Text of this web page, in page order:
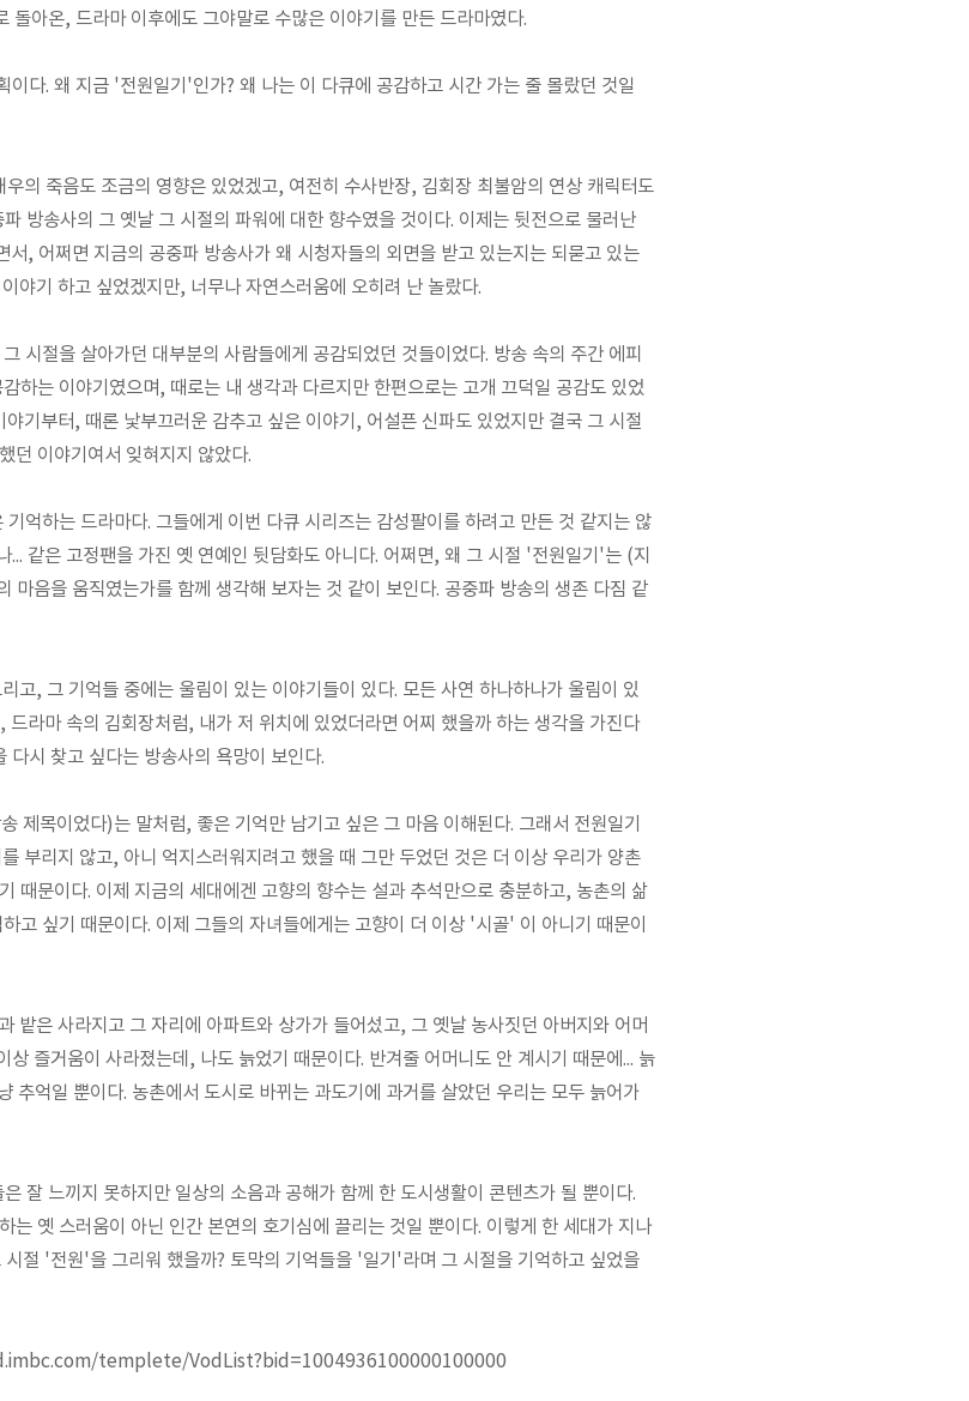
돌아온, 드라마 이후에도 그야말로 수많은 이야기를 만든 드라마였다.
다. 왜 지금 '전원일기'인가? 왜 나는 이 다큐에 공감하고 시간 가는 줄 몰랐던 것일
의 죽음도 조금의 영향은 있었겠고, 여전히 수사반장, 김회장 최불암의 연상 캐릭터도
방송사의 그 옛날 그 시절의 파워에 대한 향수였을 것이다. 이제는 뒷전으로 물러난
, 어쩌면 지금의 공중파 방송사가 왜 시청자들의 외면을 받고 있는지는 되묻고 있는
야기 하고 싶었겠지만, 너무나 자연스러움에 오히려 난 놀랐다.
시절을 살아가던 대부분의 사람들에게 공감되었던 것들이었다. 방송 속의 주간 에피
하는 이야기였으며, 때로는 내 생각과 다르지만 한편으로는 고개 끄덕일 공감도 있었
기부터, 때론 낯부끄러운 감추고 싶은 이야기, 어설픈 신파도 있었지만 결국 그 시절
던 이야기여서 잊혀지지 않았다.
억하는 드라마다. 그들에게 이번 다큐 시리즈는 감성팔이를 하려고 만든 것 같지는 않
... 같은 고정팬을 가진 옛 연예인 뒷담화도 아니다. 어쩌면, 왜 그 시절 '전원일기'는 (지
마음을 움직였는가를 함께 생각해 보자는 것 같이 보인다. 공중파 방송의 생존 다짐 같
고, 그 기억들 중에는 울림이 있는 이야기들이 있다. 모든 사연 하나하나가 울림이 있
라마 속의 김회장처럼, 내가 저 위치에 있었더라면 어찌 했을까 하는 생각을 가진다
다시 찾고 싶다는 방송사의 욕망이 보인다.
제목이었다)는 말처럼, 좋은 기억만 남기고 싶은 그 마음 이해된다. 그래서 전원일기
부리지 않고, 아니 억지스러워지려고 했을 때 그만 두었던 것은 더 이상 우리가 양촌
때문이다. 이제 지금의 세대에겐 고향의 향수는 설과 추석만으로 충분하고, 농촌의 삶
고 싶기 때문이다. 이제 그들의 자녀들에게는 고향이 더 이상 '시골' 이 아니기 때문이
밭은 사라지고 그 자리에 아파트와 상가가 들어섰고, 그 옛날 농사짓던 아버지와 어머
상 즐거움이 사라졌는데, 나도 늙었기 때문이다. 반겨줄 어머니도 안 계시기 때문에... 늙
추억일 뿐이다. 농촌에서 도시로 바뀌는 과도기에 과거를 살았던 우리는 모두 늙어가
잘 느끼지 못하지만 일상의 소음과 공해가 함께 한 도시생활이 콘텐츠가 될 뿐이다.
는 옛 스러움이 아닌 인간 본연의 호기심에 끌리는 것일 뿐이다. 이렇게 한 세대가 지나
절 '전원'을 그리워 했을까? 토막의 기억들을 '일기'라며 그 시절을 기억하고 싶었을
templete/VodList?bid=1004936100000100000